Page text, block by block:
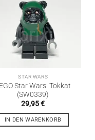
STAR WARS
Star Wars: Tokkat
(SW0339)
29,95€
IN DEN WARENKORB